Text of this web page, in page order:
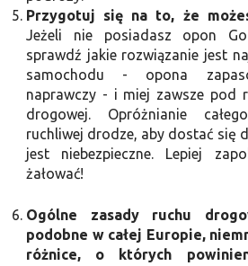
Przygotuj się na to, że
Jeżeli nie posiadasz opon
sprawdź jakie rozwiązanie jest
samochodu - opona
naprawczy - i miej zawsze pod
drogowej. Opróżnianie
ruchliwej drodze, aby dostać się
jest niebezpieczne. Lepiej
żałować!
Ogólne zasady ruchu
podobne w całej Europie,
różnice, o których